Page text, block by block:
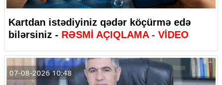
Kartdan istədiyiniz qədər köçürmə edə
bilərsiniz - RƏSMİ AÇIQLAMA - VİDEO
07-08-2026 10:48